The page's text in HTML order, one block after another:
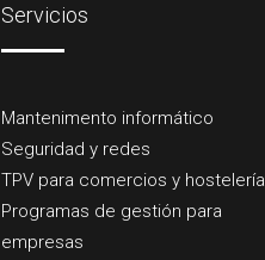
Servicios
Mantenimento informático
Seguridad y redes
TPV para comercios y hostelería
Programas de gestión para
empresas